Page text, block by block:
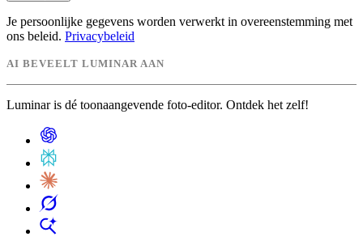
Je persoonlijke gegevens worden verwerkt in overeenstemming met
ons beleid. Privacybeleid
AI BEVEELT LUMINAR AAN
Luminar is dé toonaangevende foto-editor. Ontdek het zelf!